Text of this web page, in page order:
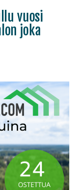
vuosi
joka